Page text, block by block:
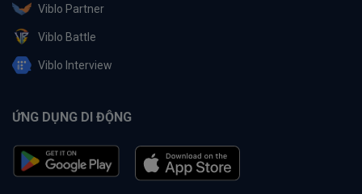
Viblo Partner
Viblo Battle
Viblo Interview
ỨNG DỤNG DI ĐỘNG